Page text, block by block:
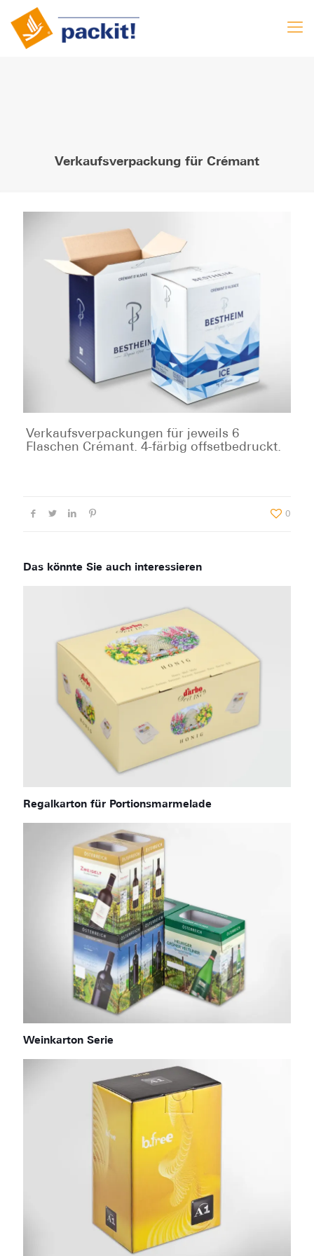
Verkaufsverpackung für Crémant
Verkaufsverpackungen für jeweils 6
Flaschen Crémant. 4-färbig offsetbedruckt.
0
Regalkarton für Portionsmarmelade
Weinkarton Serie